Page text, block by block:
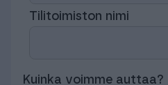
Tilitoimiston nimi
Kuinka voimme auttaa?